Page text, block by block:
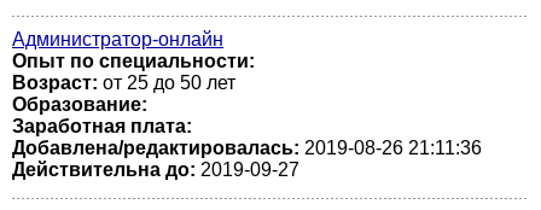
Администратор-онлайн
Опыт по специальности:
Возраст: от 25 до 50 лет
Образование:
Заработная плата:
Добавлена/редактировалась: 2019-08-26 21:11:36
Действительна до: 2019-09-27